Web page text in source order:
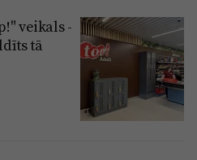
veikals -
tā